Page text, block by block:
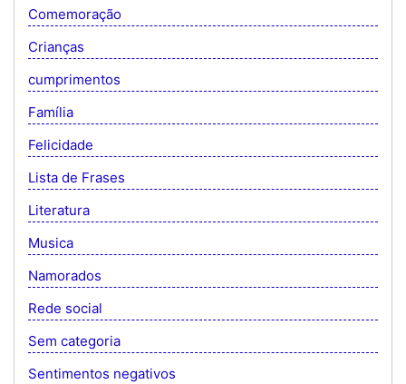
Comemoração
Crianças
cumprimentos
Família
Felicidade
Lista de Frases
Literatura
Musica
Namorados
Rede social
Sem categoria
Sentimentos negativos